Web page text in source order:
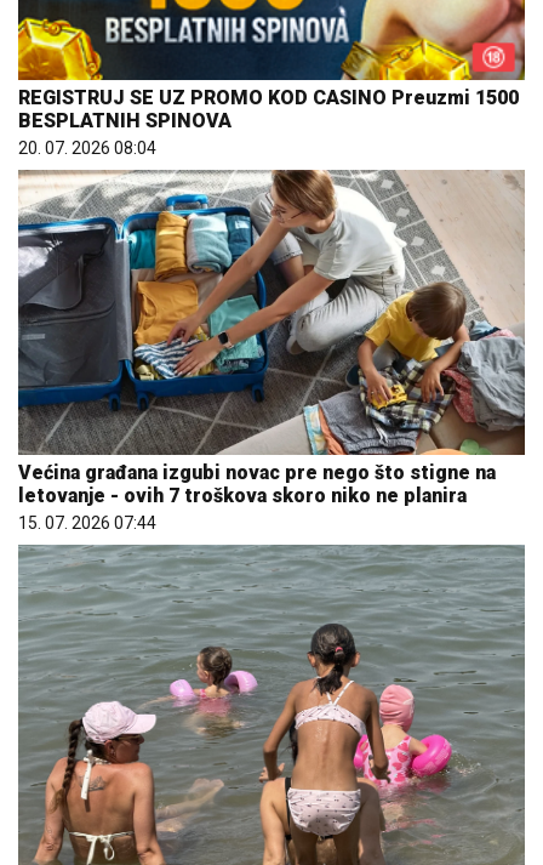
REGISTRUJ SE UZ PROMO KOD CASINO Preuzmi 1500
BESPLATNIH SPINOVA
20. 07. 2026 08:04
Većina građana izgubi novac pre nego što stigne na
letovanje - ovih 7 troškova skoro niko ne planira
15. 07. 2026 07:44